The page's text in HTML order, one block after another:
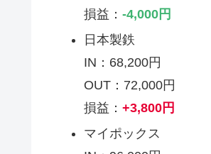
損益： -4,000円
日本製鉄
IN：68,200円
OUT：72,000円
損益： +3,800円
マイポックス